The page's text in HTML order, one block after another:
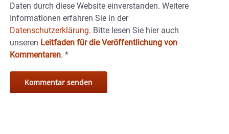
Daten durch diese Website einverstanden. Weitere
Informationen erfahren Sie in der
Datenschutzerklärung. Bitte lesen Sie hier auch
unseren Leitfaden für die Veröffentlichung von
Kommentaren. *